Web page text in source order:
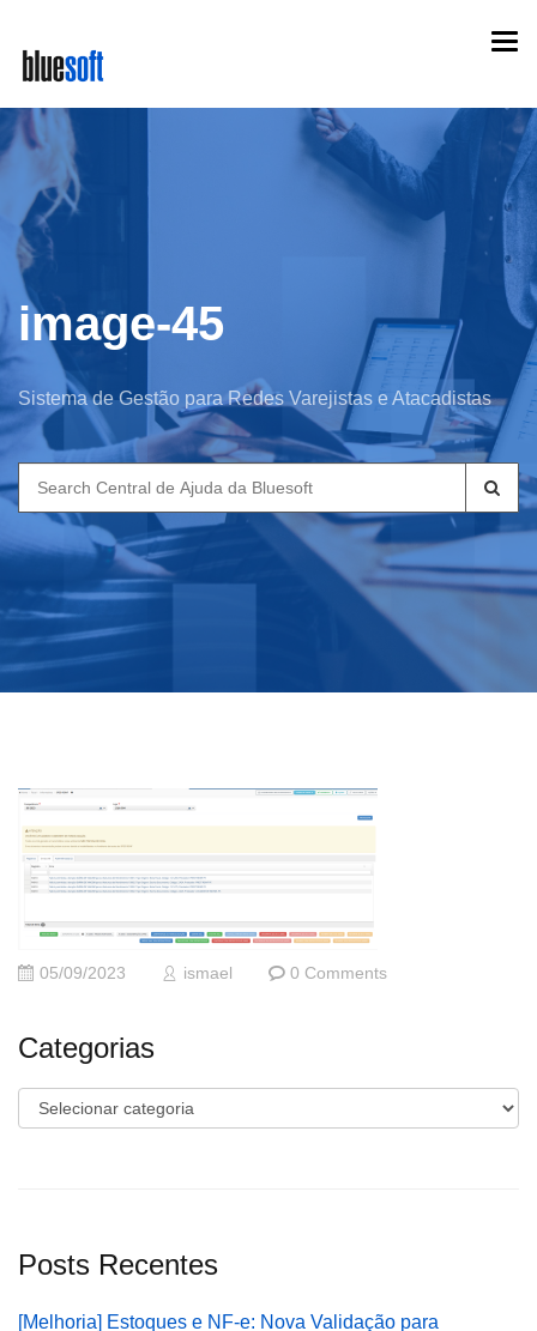
main
content
image-45
Sistema de Gestão para Redes Varejistas e Atacadistas
Search
for:
05/09/2023 ismael 0 Comments
Categorias
Categorias
Posts Recentes
[Melhoria] Estoques e NF-e: Nova Validação para